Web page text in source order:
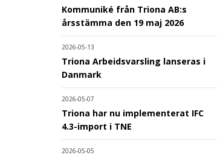
Kommuniké från Triona AB:s
årsstämma den 19 maj 2026
2026-05-13
Triona Arbeidsvarsling lanseras i
Danmark
2026-05-07
Triona har nu implementerat IFC
4.3-import i TNE
2026-05-05